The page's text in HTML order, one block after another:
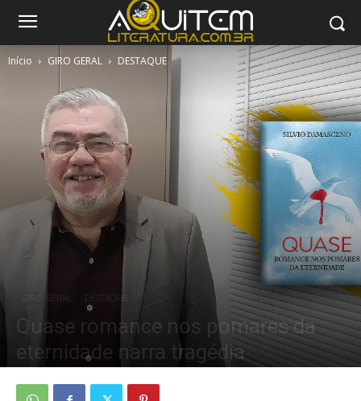
Início GIRO GERAL DESTAQUE
GIRO GERAL DESTAQUE
Quase romance nos pomares da
eternidade narra tragédia